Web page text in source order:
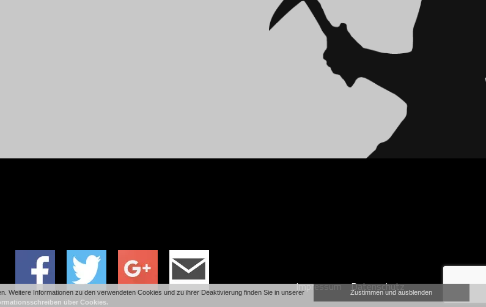
Impressum Datenschutz
Informationen zu den verwendeten Cookies und zu ihrer Deaktivierung finden Sie in unserer
über Cookies.
Zustimmen und ausblenden